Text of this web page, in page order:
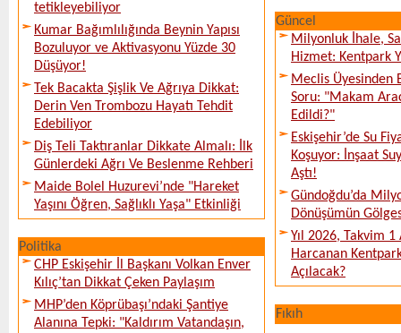
tetikleyebiliyor
Kumar Bağımlılığında Beynin Yapısı
Bozuluyor ve Aktivasyonu Yüzde 30
Düşüyor!
Tek Bacakta Şişlik Ve Ağrıya Dikkat:
Derin Ven Trombozu Hayatı Tehdit
Edebiliyor
Diş Teli Taktıranlar Dikkate Almalı: İlk
Günlerdeki Ağrı Ve Beslenme Rehberi
Maide Bolel Huzurevi’nde "Hareket
Yaşını Öğren, Sağlıklı Yaşa" Etkinliği
Politika
CHP Eskişehir İl Başkanı Volkan Enver
Kılıç’tan Dikkat Çeken Paylaşım
MHP’den Köprübaşı’ndaki Şantiye
Alanına Tepki: "Kaldırım Vatandaşın,
Güncel
Milyonluk İhale,
Hizmet: Kentpark
Meclis Üyesinden
Soru: "Makam
Edildi?"
Eskişehir’de Su
Koşuyor: İnşaat
Aştı!
Gündoğdu’da
Dönüşümün
Yıl 2026, Takvim
Harcanan
Açılacak?
Fıkıh